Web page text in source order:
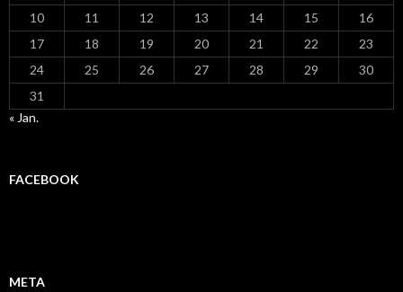
10
11 12 13 14 15
16
17
18 19 20 21 22
23
24
25 26 27 28 29
30
31
« Jan.
FACEBOOK
META